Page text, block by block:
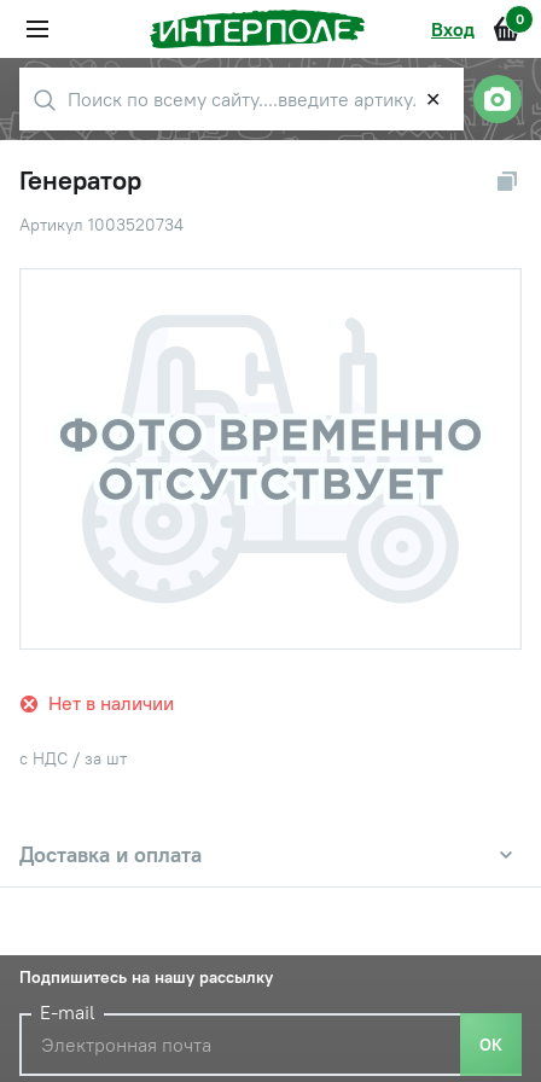
Вход 0
✕
Генератор
Артикул 1003520734
Нет в наличии
с НДС / за шт
Доставка и оплата
Подпишитесь на нашу рассылку
E-mail
ОК